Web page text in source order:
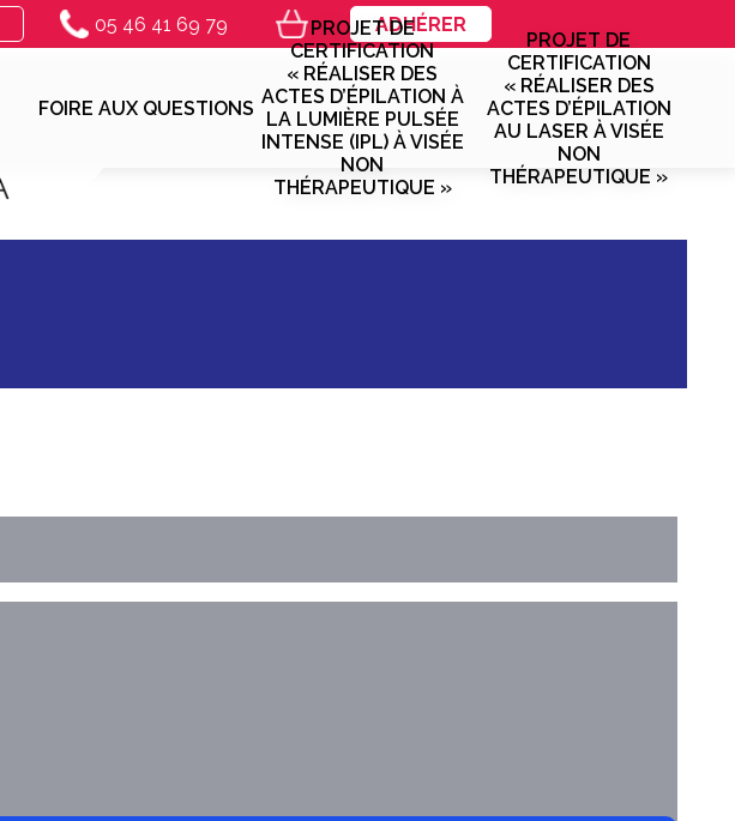
05 46 41 69 79 ADHÉRER
FOIRE AUX QUESTIONS
PROJET DE
CERTIFICATION
« RÉALISER DES
ACTES D’ÉPILATION À
LA LUMIÈRE PULSÉE
INTENSE (IPL) À VISÉE
NON
THÉRAPEUTIQUE »
PROJET DE
CERTIFICATION
« RÉALISER DES
ACTES D’ÉPILATION
AU LASER À VISÉE
NON
THÉRAPEUTIQUE »